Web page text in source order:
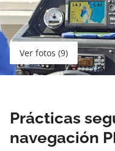
Ver fotos (9)
Prácticas
navegación